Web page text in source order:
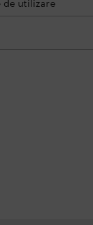
de utilizare